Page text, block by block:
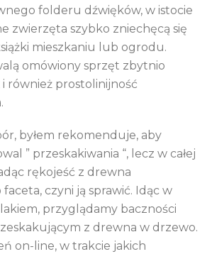
folderu dźwięków, w istocie
zwierzęta szybko zniechęcą się
mieszkaniu lub ogrodu.
omówiony sprzęt zbytnio
również prostolinijność
byłem rekomenduje, aby
” przeskakiwania “, lecz w całej
rękojeść z drewna
czyni ją sprawić. Idąc w
przyglądamy baczności
z drewna w drzewo.
on-line, w trakcie jakich